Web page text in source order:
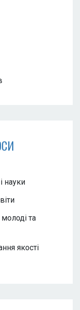
науки
молоді та
якості